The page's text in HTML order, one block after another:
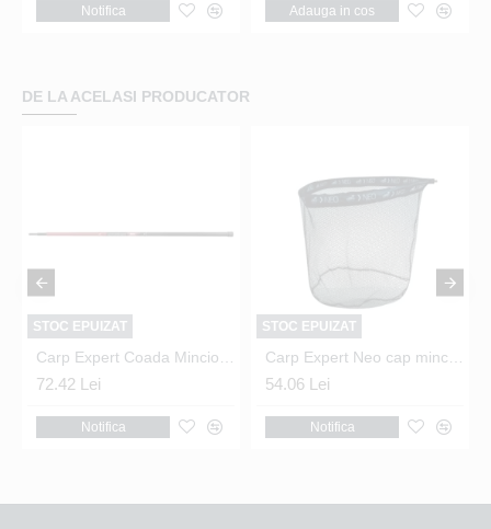
Notifica Adauga in cos
DE LA ACELASI PRODUCATOR
STOC EPUIZAT
72.42 Lei
Notifica
STOC EPUIZAT
54.06 Lei
Notifica